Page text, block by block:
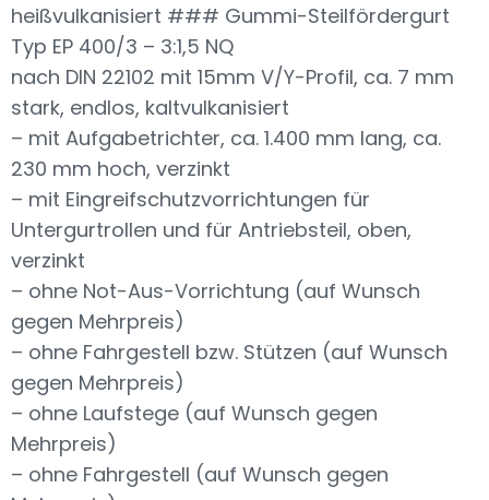
heißvulkanisiert ### Gummi-Steilfördergurt
Typ EP 400/3 – 3:1,5 NQ
nach DIN 22102 mit 15mm V/Y-Profil, ca. 7 mm
stark, endlos, kaltvulkanisiert
– mit Aufgabetrichter, ca. 1.400 mm lang, ca.
230 mm hoch, verzinkt
– mit Eingreifschutzvorrichtungen für
Untergurtrollen und für Antriebsteil, oben,
verzinkt
– ohne Not-Aus-Vorrichtung (auf Wunsch
gegen Mehrpreis)
– ohne Fahrgestell bzw. Stützen (auf Wunsch
gegen Mehrpreis)
– ohne Laufstege (auf Wunsch gegen
Mehrpreis)
– ohne Fahrgestell (auf Wunsch gegen